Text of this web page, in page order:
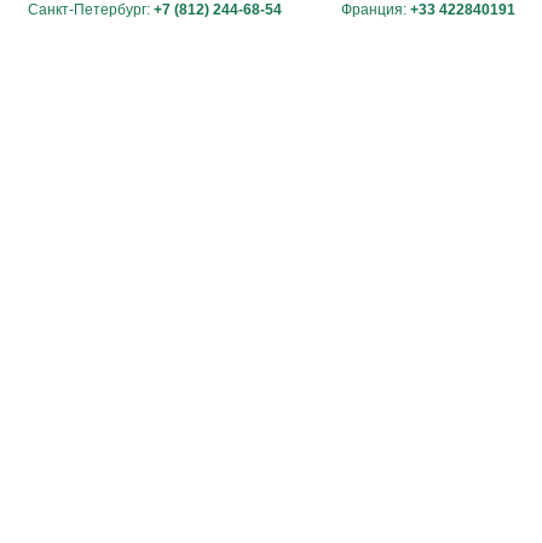
Санкт-Петербург: +7 (812) 244-68-54 Франция: +33 422840191